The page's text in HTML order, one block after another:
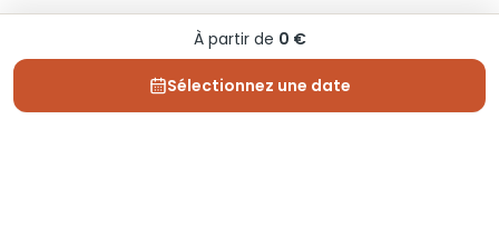
À partir de 0 €
Sélectionnez une date